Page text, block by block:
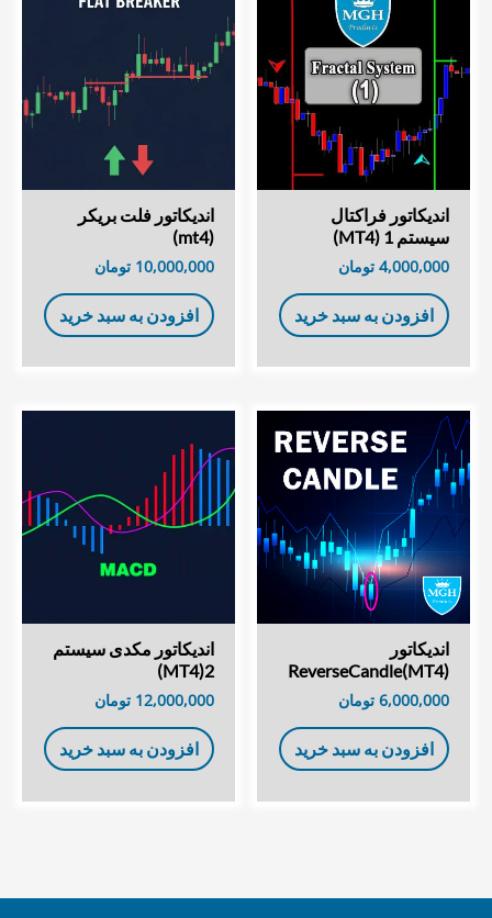
اندیکاتور فراکتال
سیستم 1 (MT4)
4,000,000 تومان
افزودن به سبد خرید
اندیکاتور فلت بریکر
(mt4)
10,000,000 تومان
افزودن به سبد خرید
اندیکاتور
(MT4)ReverseCandle
6,000,000 تومان
افزودن به سبد خرید
اندیکاتور مکدی سیستم
2(MT4)
12,000,000 تومان
افزودن به سبد خرید